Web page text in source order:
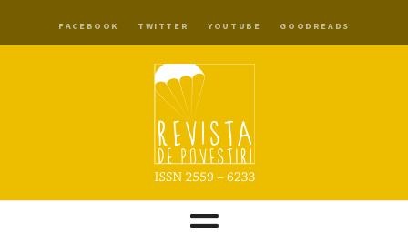
FACEBOOK TWITTER YOUTUBE GOODREADS